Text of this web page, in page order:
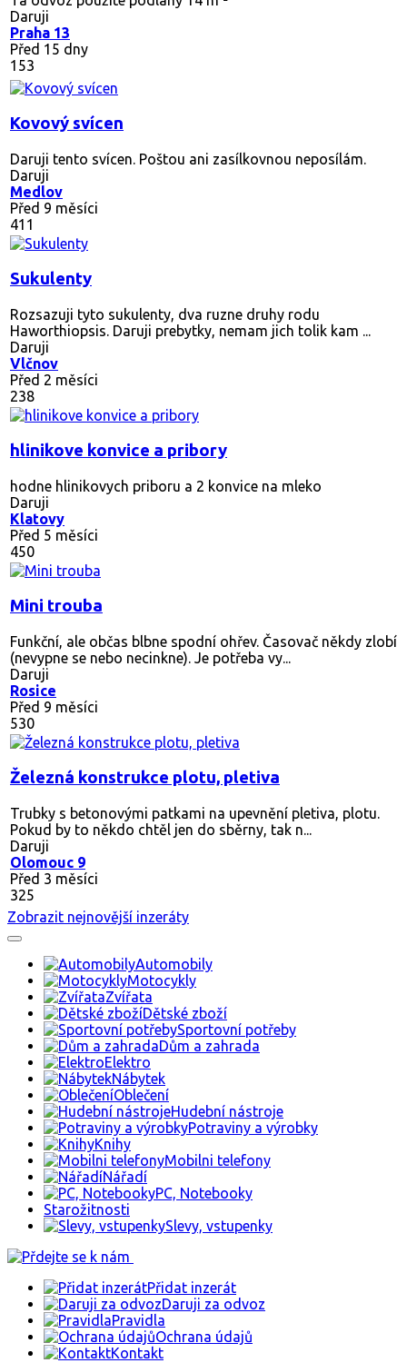
Daruji
Praha 13
Před 15 dny
153
Kovový svícen
Daruji tento svícen. Poštou ani zasílkovnou neposílám.
Daruji
Medlov
Před 9 měsíci
411
Sukulenty
Rozsazuji tyto sukulenty, dva ruzne druhy rodu
Haworthiopsis. Daruji prebytky, nemam jich tolik kam ...
Daruji
Vlčnov
Před 2 měsíci
238
hlinikove konvice a pribory
hodne hlinikovych priboru a 2 konvice na mleko
Daruji
Klatovy
Před 5 měsíci
450
Mini trouba
Funkční, ale občas blbne spodní ohřev. Časovač někdy zlobí
(nevypne se nebo necinkne). Je potřeba vy...
Daruji
Rosice
Před 9 měsíci
530
Železná konstrukce plotu, pletiva
Trubky s betonovými patkami na upevnění pletiva, plotu.
Pokud by to někdo chtěl jen do sběrny, tak n...
Daruji
Olomouc 9
Před 3 měsíci
325
Zobrazit nejnovější inzeráty
Automobily
Motocykly
Zvířata
Dětské zboží
Sportovní potřeby
Dům a zahrada
Elektro
Nábytek
Oblečení
Hudební nástroje
Potraviny a výrobky
Knihy
Mobilni telefony
Nářadí
PC, Notebooky
Starožitnosti
Slevy, vstupenky
Přidat inzerát
Daruji za odvoz
Pravidla
Ochrana údajů
Kontakt